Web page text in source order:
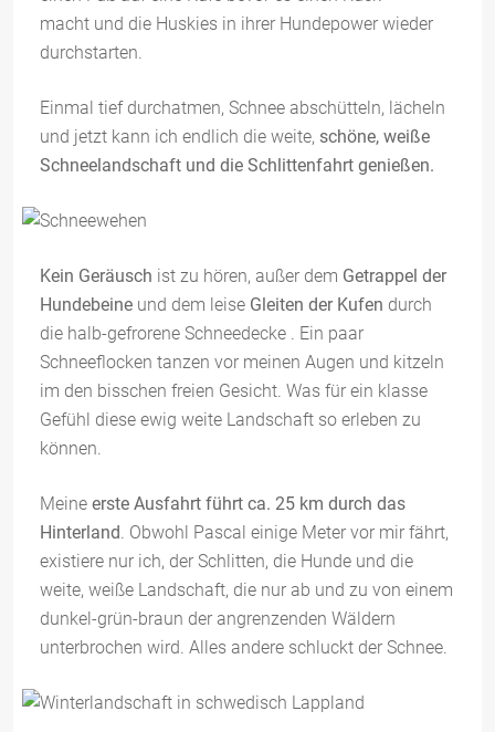
macht und die Huskies in ihrer Hundepower wieder
durchstarten.
Einmal tief durchatmen, Schnee abschütteln, lächeln
und jetzt kann ich endlich die weite, schöne, weiße
Schneelandschaft und die Schlittenfahrt genießen.
Kein Geräusch ist zu hören, außer dem Getrappel der
Hundebeine und dem leise Gleiten der Kufen durch
die halb-gefrorene Schneedecke . Ein paar
Schneeflocken tanzen vor meinen Augen und kitzeln
im den bisschen freien Gesicht. Was für ein klasse
Gefühl diese ewig weite Landschaft so erleben zu
können.
Meine erste Ausfahrt führt ca. 25 km durch das
Hinterland. Obwohl Pascal einige Meter vor mir fährt,
existiere nur ich, der Schlitten, die Hunde und die
weite, weiße Landschaft, die nur ab und zu von einem
dunkel-grün-braun der angrenzenden Wäldern
unterbrochen wird. Alles andere schluckt der Schnee.